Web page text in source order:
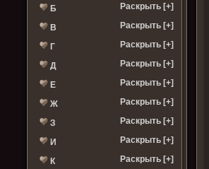
Б Раскрыть [+]
В Раскрыть [+]
Г Раскрыть [+]
Д Раскрыть [+]
Е Раскрыть [+]
Ж Раскрыть [+]
З Раскрыть [+]
И Раскрыть [+]
К Раскрыть [+]